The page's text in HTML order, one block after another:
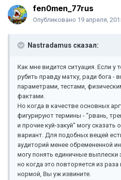
fen0men_77rus
Опубликовано 19 апреля,
Nastradamus сказал:
Как мне видится ситуация. Если у
рубить правду матку, ради бога -
параметрами, тестами,
фактами.
Но когда в качестве основных
фигурируют термины - "рвань,
и прочие куй-закуй" могу сказать
вариант. Для подобных вещей
аудиторий менее обремененной
могу понять единичные выплески
но когда это повторяется из раза
нормой, Вы уж извините.